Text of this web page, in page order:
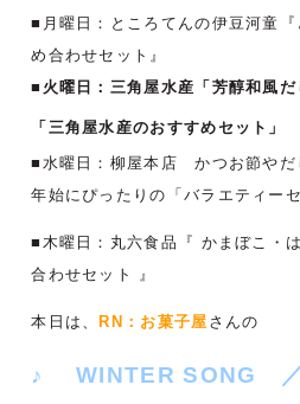
■月曜日：ところてんの伊豆河童
め合わせセット』
■火曜日：三角屋水産「芳醇和風
「三角屋水産のおすすめセット」
■水曜日：柳屋本店 かつお節やだ
年始にぴったりの「バラエティーセ
■木曜日：丸六食品『 かまぼこ・
合わせセット 』
本日は、RN：お菓子屋 さんの
♪ WINTER SONG